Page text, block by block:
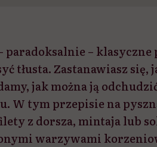
paradoksalnie –
tłusta. Zastanawiasz się,
jak można ją
W tym przepisie na
z dorsza, mintaja lub
warzywami